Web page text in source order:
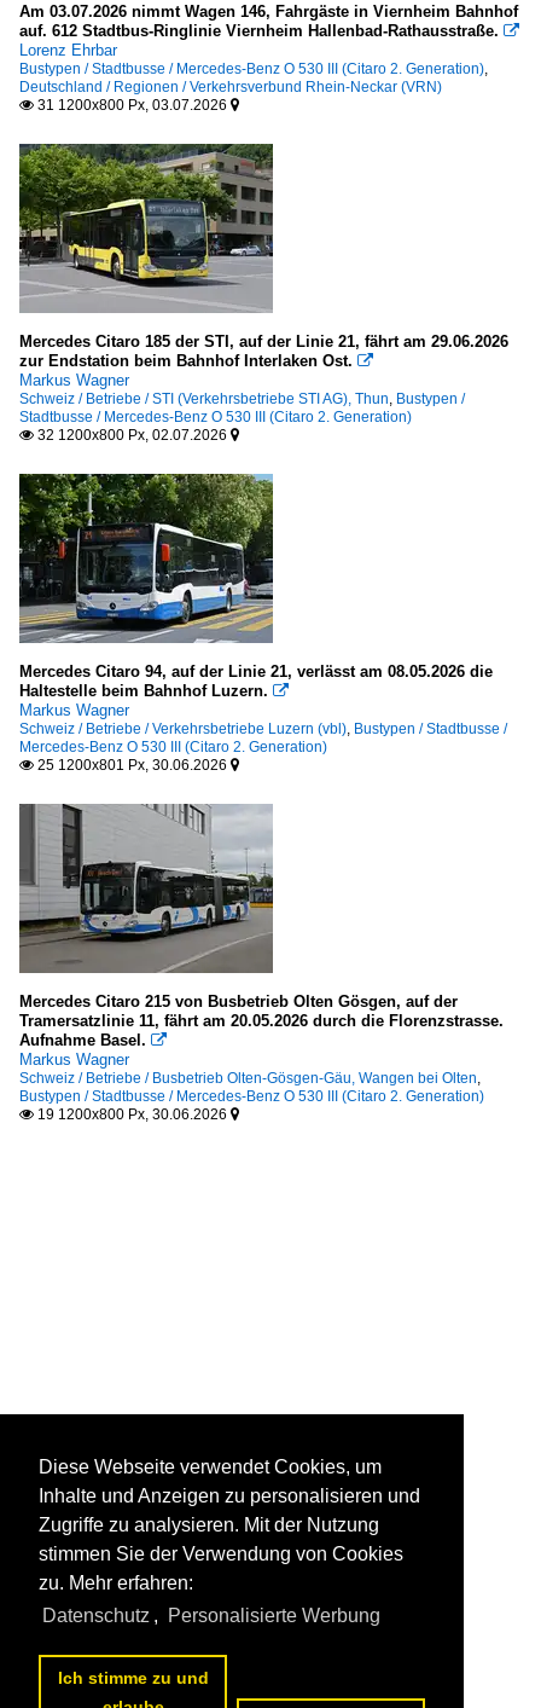
Am 03.07.2026 nimmt Wagen 146, Fahrgäste in Viernheim Bahnhof
auf. 612 Stadtbus-Ringlinie Viernheim Hallenbad-Rathausstraße. 
Lorenz Ehrbar
Bustypen / Stadtbusse / Mercedes-Benz O 530 III (Citaro 2. Generation),
Deutschland / Regionen / Verkehrsverbund Rhein-Neckar (VRN)
 31 1200x800 Px, 03.07.2026 
Mercedes Citaro 185 der STI, auf der Linie 21, fährt am 29.06.2026
zur Endstation beim Bahnhof Interlaken Ost. 
Markus Wagner
Schweiz / Betriebe / STI (Verkehrsbetriebe STI AG), Thun, Bustypen /
Stadtbusse / Mercedes-Benz O 530 III (Citaro 2. Generation)
 32 1200x800 Px, 02.07.2026 
Mercedes Citaro 94, auf der Linie 21, verlässt am 08.05.2026 die
Haltestelle beim Bahnhof Luzern. 
Markus Wagner
Schweiz / Betriebe / Verkehrsbetriebe Luzern (vbl), Bustypen / Stadtbusse /
Mercedes-Benz O 530 III (Citaro 2. Generation)
 25 1200x801 Px, 30.06.2026 
Mercedes Citaro 215 von Busbetrieb Olten Gösgen, auf der
Tramersatzlinie 11, fährt am 20.05.2026 durch die Florenzstrasse.
Aufnahme Basel. 
Markus Wagner
Schweiz / Betriebe / Busbetrieb Olten-Gösgen-Gäu, Wangen bei Olten,
Bustypen / Stadtbusse / Mercedes-Benz O 530 III (Citaro 2. Generation)
 19 1200x800 Px, 30.06.2026 
Diese Webseite verwendet Cookies, um
Inhalte und Anzeigen zu personalisieren und
Zugriffe zu analysieren. Mit der Nutzung
stimmen Sie der Verwendung von Cookies
zu. Mehr erfahren:
Datenschutz , Personalisierte Werbung
Ich stimme zu und